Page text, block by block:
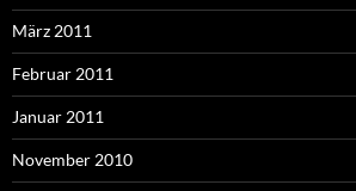
März 2011
Februar 2011
Januar 2011
November 2010